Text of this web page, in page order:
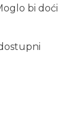
bi doći